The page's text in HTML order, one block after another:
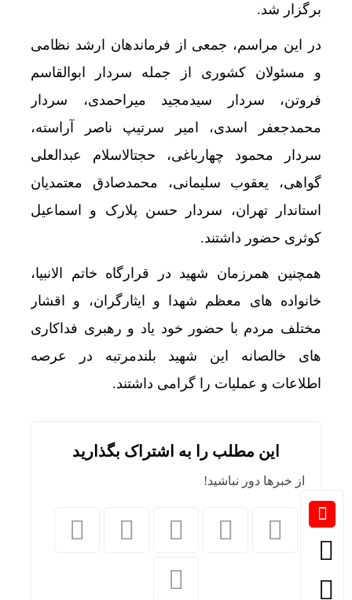
برگزار شد.
در این مراسم، جمعی از فرماندهان ارشد نظامی
و مسئولان کشوری از جمله سردار ابوالقاسم
فروتن، سردار سیدمجید میراحمدی، سردار
محمدجعفر اسدی، امیر سرتیپ ناصر آراسته،
سردار محمود چهارباغی، حجتالاسلام عبدالعلی
گواهی، یعقوب سلیمانی، محمدصادق معتمدیان
استاندار تهران، سردار حسن پلارک و اسماعیل
کوثری حضور داشتند.
همچنین همرزمان شهید در قرارگاه خاتم الانبیا،
خانواده های معظم شهدا و ایثارگران، و اقشار
مختلف مردم با حضور خود یاد و رهبری فداکاری
های خالصانه این شهید بلندمرتبه در عرصه
اطلاعات و عملیات را گرامی داشتند.
این مطلب را به اشتراک بگذارید
از خبرها دور نباشید!